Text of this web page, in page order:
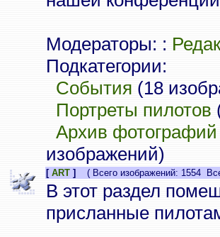
Модераторы: :
Подкатегории:
События (18
Портреты пилотов
Архив фотографий
изображений)
[ ART ] ( Всего изображений: 1554
В этот раздел
присланные